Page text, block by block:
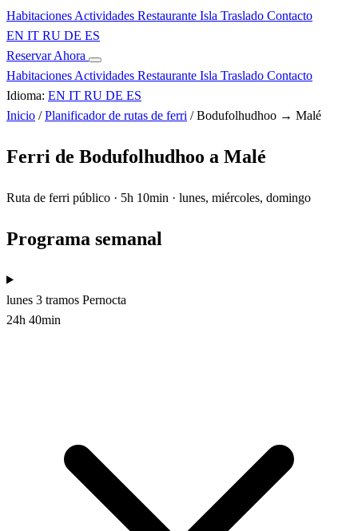
Habitaciones Actividades Restaurante Isla Traslado Contacto
EN IT RU DE ES
Reservar Ahora
Habitaciones Actividades Restaurante Isla Traslado Contacto
Idioma: EN IT RU DE ES
Inicio / Planificador de rutas de ferri / Bodufolhudhoo → Malé
Ferri de Bodufolhudhoo a Malé
Ruta de ferri público · 5h 10min · lunes, miércoles, domingo
Programa semanal
lunes 3 tramos Pernocta
24h 40min